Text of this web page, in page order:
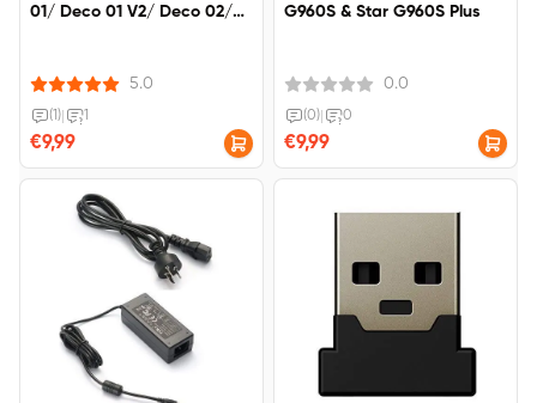
01/ Deco 01 V2/ Deco 02/
5.0
(1) 1
€9,99
G960S & Star G960S Plus
0.0
(0) 0
€9,99